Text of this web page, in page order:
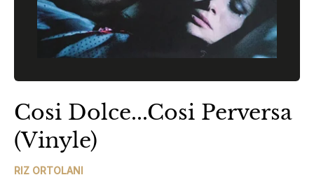
Cosi Dolce...Cosi Perversa
(Vinyle)
RIZ ORTOLANI